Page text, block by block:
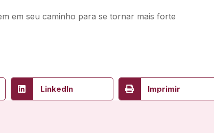
em seu caminho para se tornar mais forte
LinkedIn Imprimir